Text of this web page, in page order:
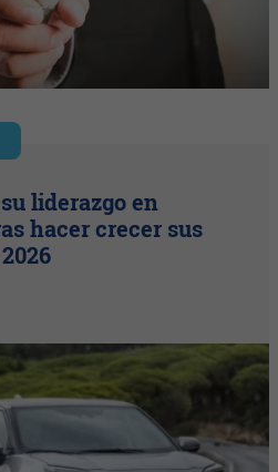
liderazgo en
hacer crecer sus